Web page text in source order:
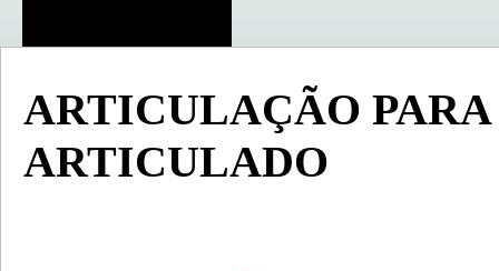
ARTICULAÇÃO
ARTICULADO